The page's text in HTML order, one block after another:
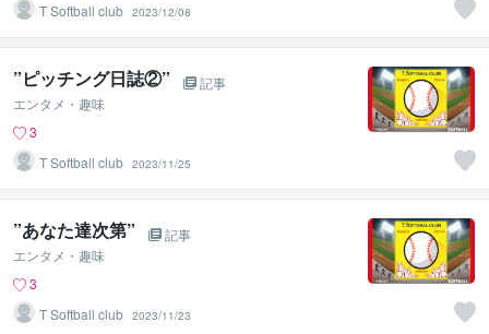
T Softball club 2023/12/08
”ピッチング日誌②”
記事
エンタメ・趣味
3
T Softball club 2023/11/25
”あなた達次第”
記事
エンタメ・趣味
3
T Softball club 2023/11/23